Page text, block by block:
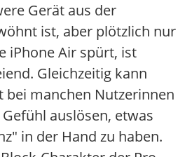
Gerät aus der
ist, aber plötzlich nur
iPhone Air spürt, ist
Gleichzeitig kann
bei manchen Nutzerinnen
auslösen, etwas
in der Hand zu haben.